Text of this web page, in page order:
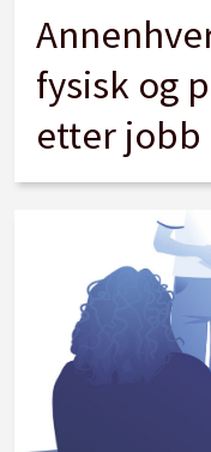
fysisk og
etter jobb